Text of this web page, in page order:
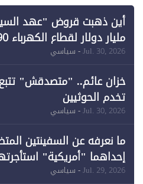
لـ"الطاقة المتجددة" (1)
Jul. 30, 2026- سياسي
خزان عائم.. "متصدقش"
تخدم الحوثيين
Jul. 30, 2026- سياسي
ما نعرفه عن السفينتين
إحداهما "أمريكية"
احتياجات الطاقة
Jul. 29, 2026- سياسي